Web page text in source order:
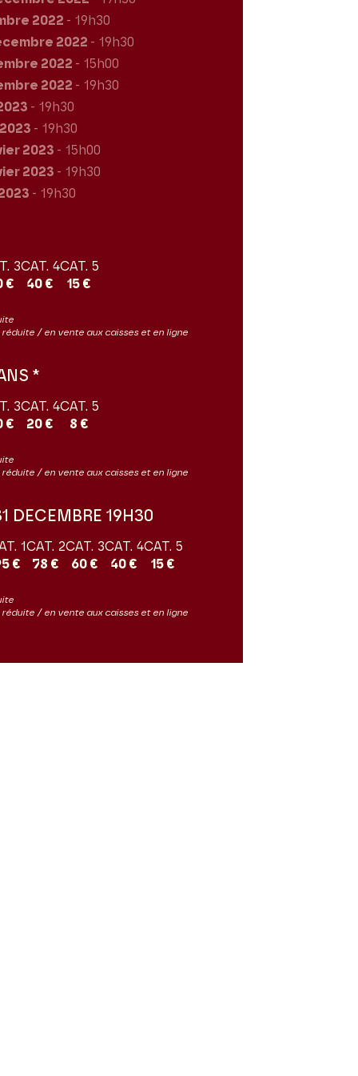
2022 - 19h30
2022 - 19h30
2022 - 15h00
2022 - 19h30
- 19h30
- 19h30
2023 - 15h00
2023 - 19h30
- 19h30
3
€
CAT. 4
40 €
CAT. 5
15 €
réduite / en vente aux caisses et en ligne
*
3
€
CAT. 4
20 €
CAT. 5
8 €
réduite / en vente aux caisses et en ligne
DECEMBRE 19H30
1
€
CAT. 2
78 €
CAT. 3
60 €
CAT. 4
40 €
CAT. 5
15 €
réduite / en vente aux caisses et en ligne